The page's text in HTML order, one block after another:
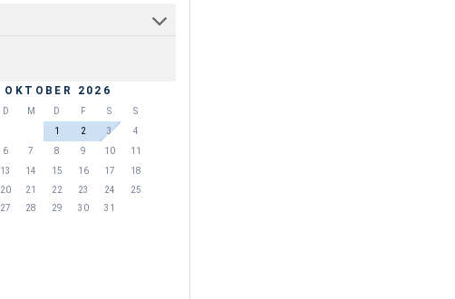
OKTOBER 2026
D M D F S
S
1
2 3
4
6 7 8 9 10
11
13 14 15 16 17
18
20 21 22 23 24
25
27 28 29 30 31